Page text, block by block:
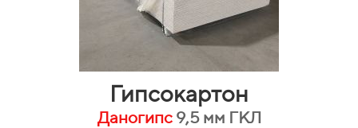
Гипсокартон
Даногипс 9,5 мм ГКЛ